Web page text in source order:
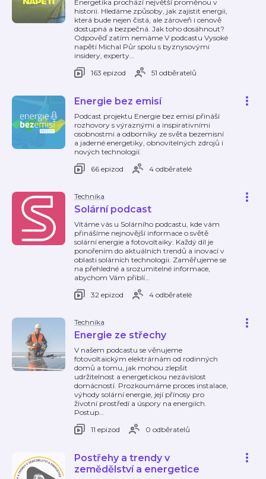
Energetika prochází největší proměnou v
historii. Hledáme způsoby, jak zajistit energii,
která bude nejen čistá, ale zároveň i cenově
dostupná a bezpečná. Jak toho dosáhnout?
Odpověď zatím nemáme V podcastu Vysoké
napětí Michal Půr spolu s byznysovými
insidery, experty…
163 epizod
51 odběratelů
Energie bez emisí
Podcast projektu Energie bez emisí přináší
rozhovory s výraznými a inspirativními
osobnostmi a odborníky ze světa bezemisní
a jaderné energetiky, obnovitelných zdrojů i
nových technologií.
66 epizod
4 odběratelé
Technika
Solární podcast
Vítáme vás u Solárního podcastu, kde vám
přinášíme nejnovější informace o světě
solární energie a fotovoltaiky. Každý díl je
ponořením do aktuálních trendů a inovací v
oblasti solárních technologii. Zaměřujeme se
na přehledné a srozumitelné informace,
abychom Vám přiblí…
32 epizod
4 odběratelé
Technika
Energie ze střechy
V našem podcastu se věnujeme
fotovoltaickým elektrárnám od rodinných
domů a tomu, jak mohou zlepšit
udržitelnost a energetickou nezávislost
domácností. Prozkoumáme proces instalace,
výhody solární energie, její přínosy pro
životní prostředí a úspory na energiích.
Postup…
11 epizod
0 odběratelů
Postřehy a trendy v
zemědělství a energetice